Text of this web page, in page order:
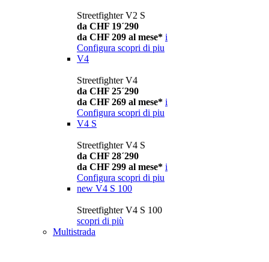
Streetfighter V2 S
da CHF 19´290
da CHF 209 al mese* i
Configura scopri di piu
V4
Streetfighter V4
da CHF 25´290
da CHF 269 al mese* i
Configura scopri di piu
V4 S
Streetfighter V4 S
da CHF 28´290
da CHF 299 al mese* i
Configura scopri di piu
new V4 S 100
Streetfighter V4 S 100
scopri di più
Multistrada